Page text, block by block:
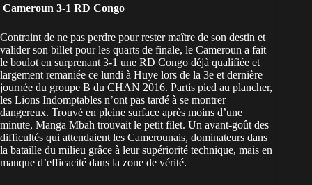
Cameroun 3-1 RD Congo
Contraint de ne pas perdre pour rester maître de son destin et
valider son billet pour les quarts de finale, le Cameroun a fait
le boulot en surprenant 3-1 une RD Congo déjà qualifiée et
largement remaniée ce lundi à Huye lors de la 3e et dernière
journée du groupe B du CHAN 2016. Partis pied au plancher,
les Lions Indomptables n’ont pas tardé à se montrer
dangereux. Trouvé en pleine surface après moins d’une
minute, Manga Mbah trouvait le petit filet. Un avant-goût des
difficultés qui attendaient les Camerounais, dominateurs dans
la bataille du milieu grâce à leur supériorité technique, mais en
manque d’efficacité dans la zone de vérité.